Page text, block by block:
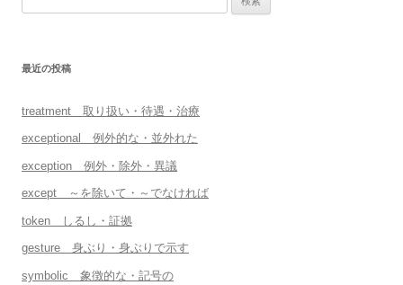
最近の投稿
treatment 取り扱い・待遇・治療
exceptional 例外的な・並外れた
exception 例外・除外・異議
except ～を除いて・～でなければ
token しるし・証拠
gesture 身ぶり・身ぶりで示す
symbolic 象徴的な・記号の